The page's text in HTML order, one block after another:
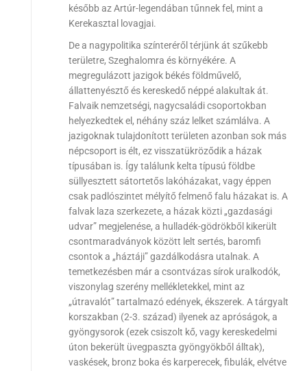
később az Artúr-legendában tűnnek fel, mint a
Kerekasztal lovagjai.
De a nagypolitika színteréről térjünk át szűkebb
területre, Szeghalomra és környékére. A
megregulázott jazigok békés földművelő,
állattenyésztő és kereskedő néppé alakultak át.
Falvaik nemzetségi, nagycsaládi csoportokban
helyezkedtek el, néhány száz lelket számlálva. A
jazigoknak tulajdonított területen azonban sok más
népcsoport is élt, ez visszatükröződik a házak
típusában is. Így találunk kelta típusú földbe
süllyesztett sátortetős lakóházakat, vagy éppen
csak padlószintet mélyítő felmenő falu házakat is. A
falvak laza szerkezete, a házak közti „gazdasági
udvar” megjelenése, a hulladék-gödrökből kikerült
csontmaradványok között lelt sertés, baromfi
csontok a „háztáji” gazdálkodásra utalnak. A
temetkezésben már a csontvázas sírok uralkodók,
viszonylag szerény mellékletekkel, mint az
„útravalót” tartalmazó edények, ékszerek. A tárgyalt
korszakban (2-3. század) ilyenek az apróságok, a
gyöngysorok (ezek csiszolt kő, vagy kereskedelmi
úton bekerült üvegpaszta gyöngyökből álltak),
vaskések, bronz boka és karperecek, fibulák, elvétve